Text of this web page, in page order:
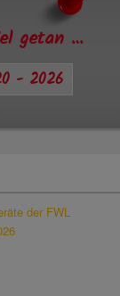
getan …
- 2026
der FWL